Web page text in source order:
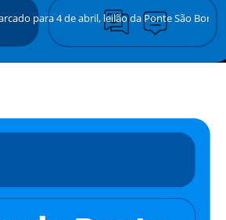
para 4 de abril, leilão da Ponte São